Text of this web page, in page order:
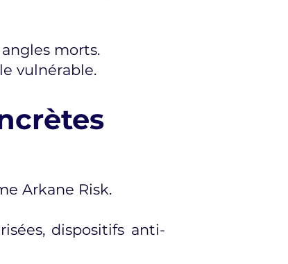
morts.
vulnérable.
Arkane Risk.
dispositifs anti-